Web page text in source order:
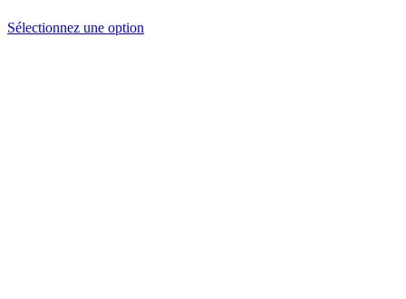
Sélectionnez une option